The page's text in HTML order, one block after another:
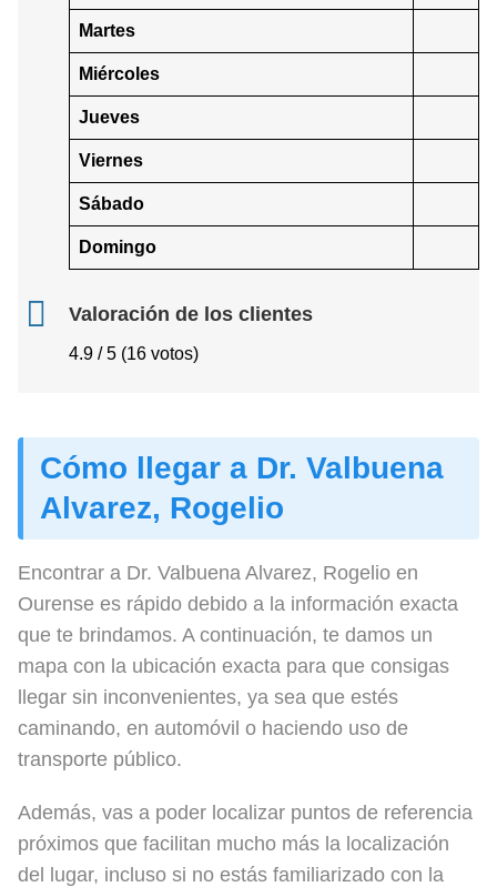
Martes
Miércoles
Jueves
Viernes
Sábado
Domingo
Valoración de los clientes
4.9 / 5 (16 votos)
Cómo llegar a Dr. Valbuena
Alvarez, Rogelio
Encontrar a Dr. Valbuena Alvarez, Rogelio en
Ourense es rápido debido a la información exacta
que te brindamos. A continuación, te damos un
mapa con la ubicación exacta para que consigas
llegar sin inconvenientes, ya sea que estés
caminando, en automóvil o haciendo uso de
transporte público.
Además, vas a poder localizar puntos de referencia
próximos que facilitan mucho más la localización
del lugar, incluso si no estás familiarizado con la